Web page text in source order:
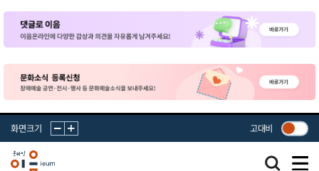
화면크기 고대비